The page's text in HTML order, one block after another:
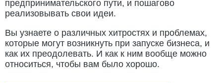
предпринимательского пути, и пошагово
реализовывать свои идеи.
Вы узнаете о различных хитростях и проблемах,
которые могут возникнуть при запуске бизнеса, и
как их преодолевать. И как к ним вообще можно
относиться, чтобы вам было хорошо.